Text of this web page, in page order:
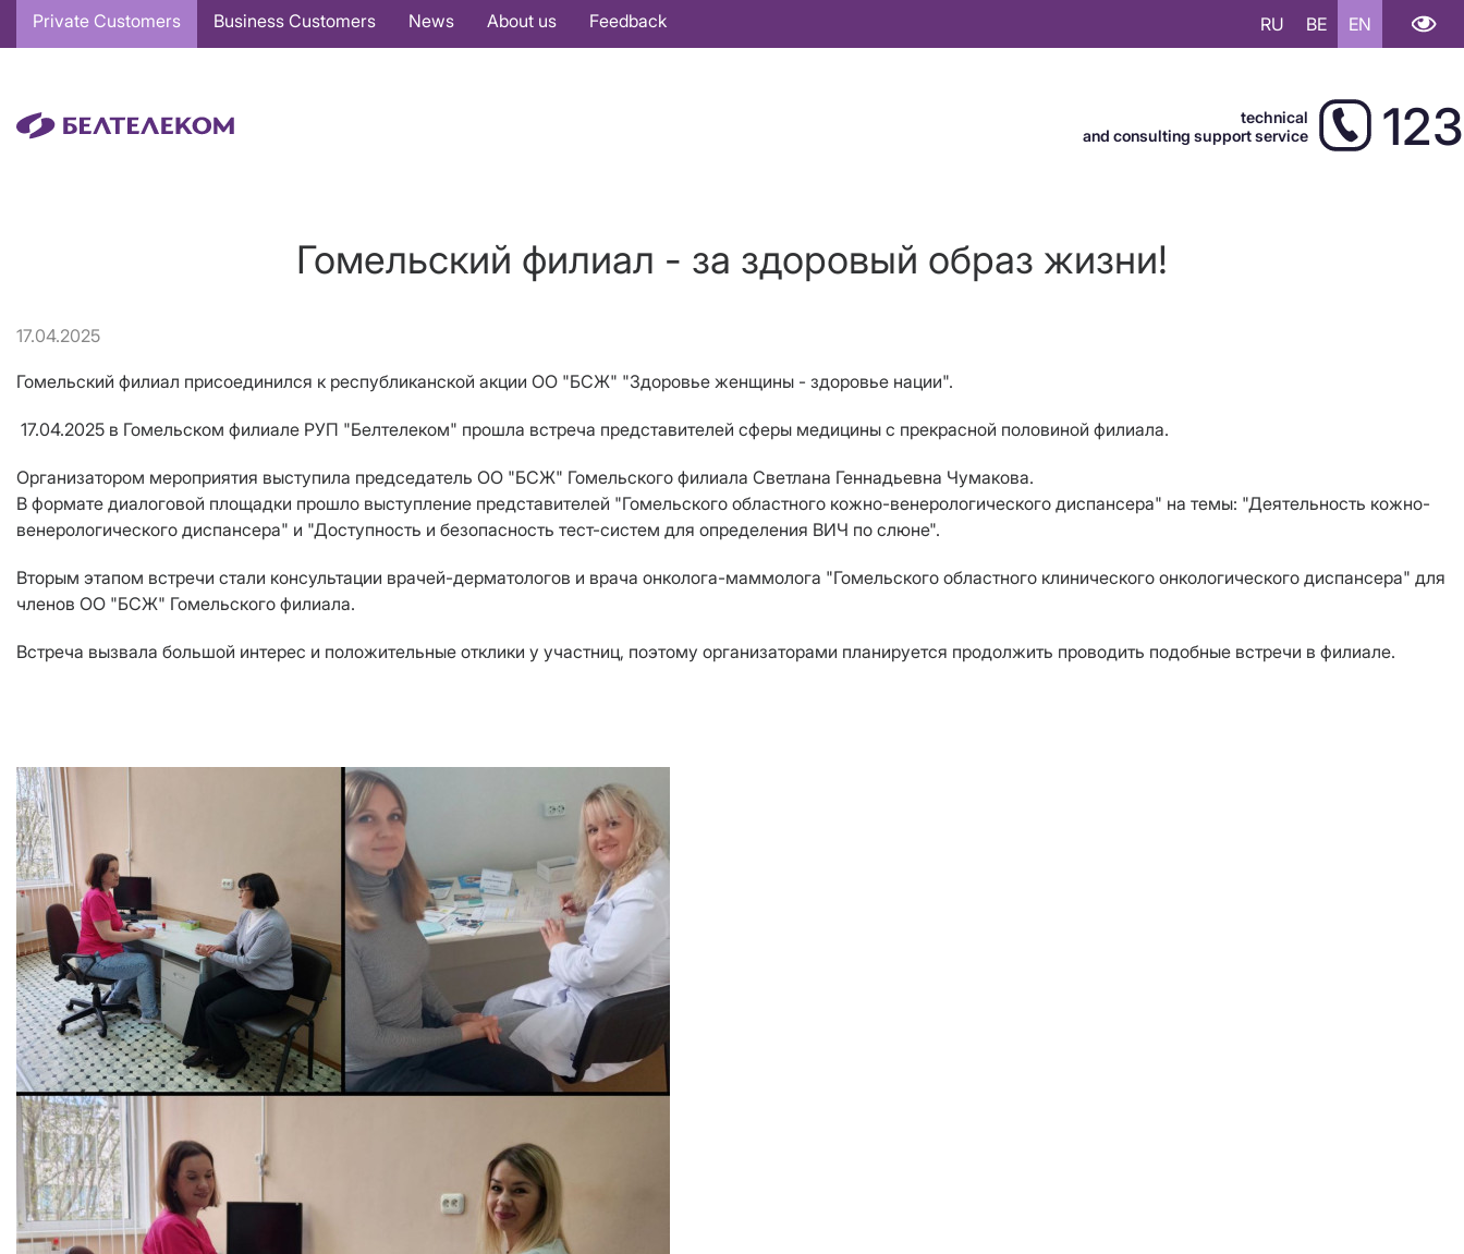
Основная
навигация
Private Customers Business Customers News About us Feedback RU BE EN
technical
and consulting support service
123
Гомельский филиал - за здоровый образ жизни!
17.04.2025
Гомельский филиал присоединился к республиканской акции ОО "БСЖ" "Здоровье женщины - здоровье нации".
17.04.2025 в Гомельском филиале РУП "Белтелеком" прошла встреча представителей сферы медицины с прекрасной половиной филиала.
Организатором мероприятия выступила председатель ОО "БСЖ" Гомельского филиала Светлана Геннадьевна Чумакова.
В формате диалоговой площадки прошло выступление представителей "Гомельского областного кожно-венерологического диспансера" на темы: "Деятельность кожно-
венерологического диспансера" и "Доступность и безопасность тест-систем для определения ВИЧ по слюне".
Вторым этапом встречи стали консультации врачей-дерматологов и врача онколога-маммолога "Гомельского областного клинического онкологического диспансера" для
членов ОО "БСЖ" Гомельского филиала.
Встреча вызвала большой интерес и положительные отклики у участниц, поэтому организаторами планируется продолжить проводить подобные встречи в филиале.